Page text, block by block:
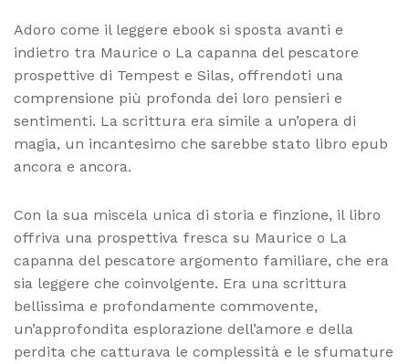
Adoro come il leggere ebook si sposta avanti e
indietro tra Maurice o La capanna del pescatore
prospettive di Tempest e Silas, offrendoti una
comprensione più profonda dei loro pensieri e
sentimenti. La scrittura era simile a un’opera di
magia, un incantesimo che sarebbe stato libro epub
ancora e ancora.
Con la sua miscela unica di storia e finzione, il libro
offriva una prospettiva fresca su Maurice o La
capanna del pescatore argomento familiare, che era
sia leggere che coinvolgente. Era una scrittura
bellissima e profondamente commovente,
un’approfondita esplorazione dell’amore e della
perdita che catturava le complessità e le sfumature